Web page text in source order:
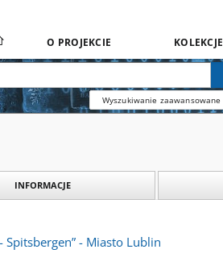
O PROJEKCIE KOLEKCJE
Wyszukiwanie zaawansowane
INFORMACJE
- Miasto Lublin